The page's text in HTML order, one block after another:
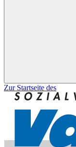
Zur Startseite des